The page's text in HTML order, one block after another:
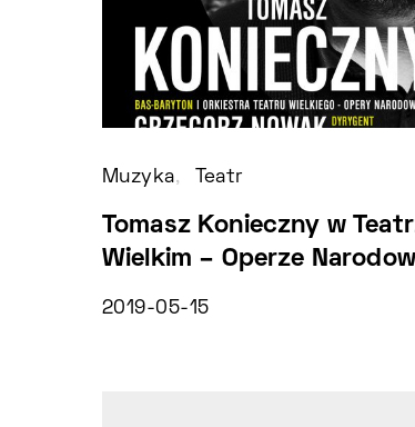
Muzyka Teatr
Tomasz Konieczny w
Wielkim – Operze
2019-05-15